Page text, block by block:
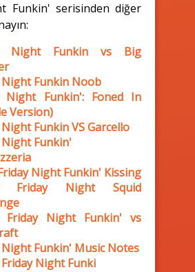
Funkin' serisinden diğer
Night Funkin vs Big
Night Funkin Noob
Night Funkin': Foned In
Version)
Funkin VS Garcello
Night Funkin'
Night Funkin' Kissing
Friday Night Squid
Friday Night Funkin' vs
Night Funkin' Music Notes
Night Funki